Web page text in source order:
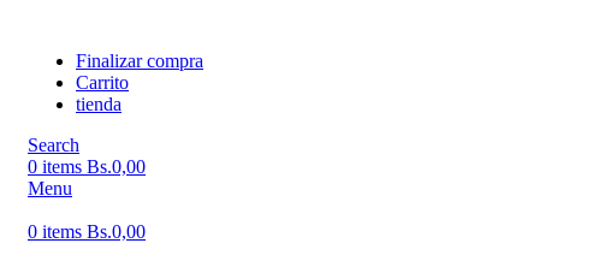
Finalizar compra
Carrito
tienda
Search
0 items Bs.0,00
Menu
0 items Bs.0,00